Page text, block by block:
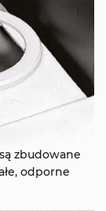
zbudowane
odporne